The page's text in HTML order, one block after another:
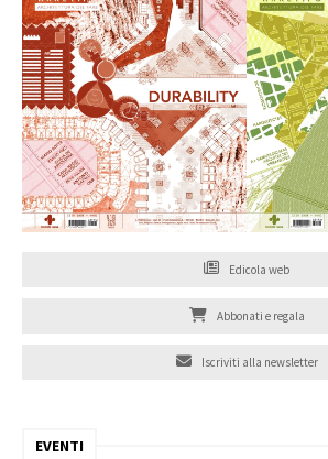
Edicola web
Abbonati e regala
Iscriviti alla newsletter
EVENTI